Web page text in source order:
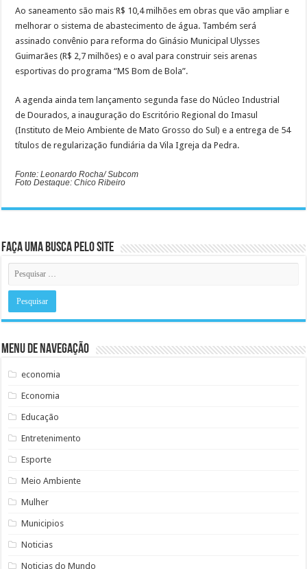
Ao saneamento são mais R$ 10,4 milhões em obras que vão ampliar e
melhorar o sistema de abastecimento de água. Também será
assinado convênio para reforma do Ginásio Municipal Ulysses
Guimarães (R$ 2,7 milhões) e o aval para construir seis arenas
esportivas do programa “MS Bom de Bola”.
A agenda ainda tem lançamento segunda fase do Núcleo Industrial
de Dourados, a inauguração do Escritório Regional do Imasul
(Instituto de Meio Ambiente de Mato Grosso do Sul) e a entrega de 54
títulos de regularização fundiária da Vila Igreja da Pedra.
Fonte: Leonardo Rocha/ Subcom
Foto Destaque: Chico Ribeiro
Faça uma busca pelo Site
Menu de Navegação
economia
Economia
Educação
Entretenimento
Esporte
Meio Ambiente
Mulher
Municipios
Noticias
Noticias do Mundo